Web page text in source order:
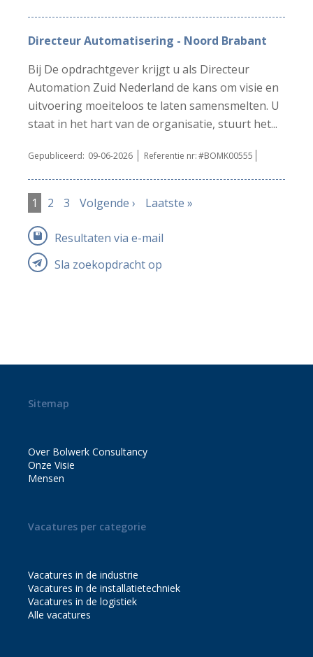
Directeur Automatisering - Noord Brabant
Bij De opdrachtgever krijgt u als Directeur
Automation Zuid Nederland de kans om visie en
uitvoering moeiteloos te laten samensmelten. U
staat in het hart van de organisatie, stuurt het...
Gepubliceerd: 09-06-2026 Referentie nr:#BOMK00555
1 2 3 Volgende › Laatste »
Resultaten via e-mail
Sla zoekopdracht op
Sitemap
Over Bolwerk Consultancy
Onze Visie
Mensen
Vacatures per categorie
Vacatures in de industrie
Vacatures in de installatietechniek
Vacatures in de logistiek
Alle vacatures